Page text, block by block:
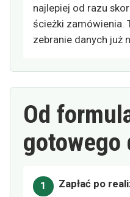
najlepiej od razu
ścieżki zamówienia.
zebranie danych już
Od
gotowego
Zapłać po